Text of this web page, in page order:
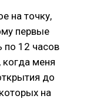
на точку,
первые
по 12 часов
меня
до
на